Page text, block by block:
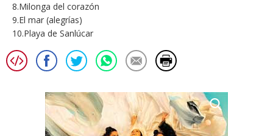
8.Milonga del corazón
9.El mar (alegrías)
10.Playa de Sanlúcar